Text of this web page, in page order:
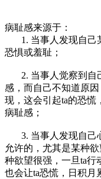
病耻感来源于：
1. 当事人发现自己
恐惧或羞耻；
2. 当事人觉察到
感，而自己不知道原
现，这会引起ta的恐慌
病耻感；
3. 当事人发现自己
允许的，尤其是某种
种欲望很强，一旦ta行
也会让ta恐慌，日积月